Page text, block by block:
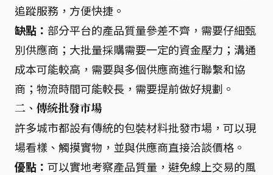
追蹤服務，方便快捷。
缺點： 部分平台的產品質量參差不齊，需要仔細甄
別供應商；大批量採購需要一定的資金壓力；溝通
成本可能較高，需要與多個供應商進行聯繫和協
商；物流時間可能較長，需要提前做好規劃。
二、傳統批發市場
許多城市都設有傳統的包裝材料批發市場，可以現
場看樣、觸摸實物，並與供應商直接洽談價格。
優點： 可以實地考察產品質量，避免線上交易的風